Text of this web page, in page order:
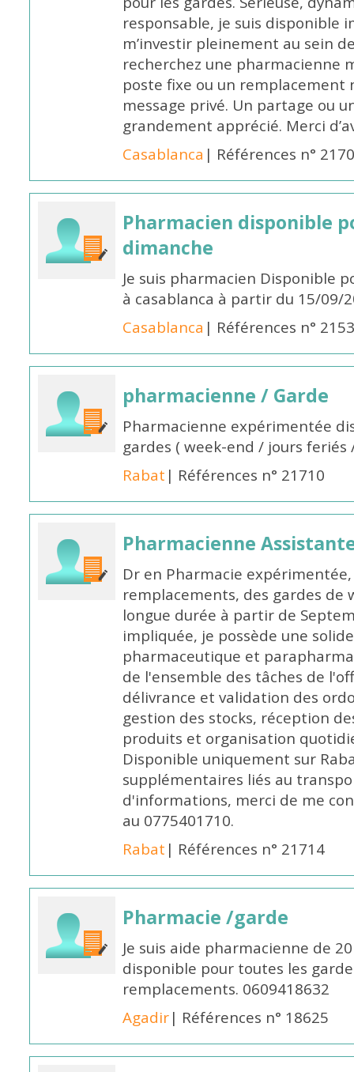
responsable, je suis
m’investir pleinement au sein
recherchez une pharmacienne
poste fixe ou un remplacement
message privé. Un partage ou
grandement apprécié. Merci
Casablanca | Références n°
Pharmacien disponible
dimanche
Je suis pharmacien Disponible
à casablanca à partir du 15/09/
Casablanca | Références n°
pharmacienne / Garde
Pharmacienne expérimentée
gardes ( week-end / jours
Rabat | Références n° 21710
Pharmacienne
Dr en Pharmacie
remplacements, des gardes de
longue durée à partir de
impliquée, je possède une
pharmaceutique et
de l'ensemble des tâches de
délivrance et validation des
gestion des stocks, réception
produits et organisation
Disponible uniquement sur
supplémentaires liés au
d'informations, merci de me
au 0775401710.
Rabat | Références n° 21714
Pharmacie /garde
Je suis aide pharmacienne de
disponible pour toutes les
remplacements. 0609418632
Agadir| Références n° 18625